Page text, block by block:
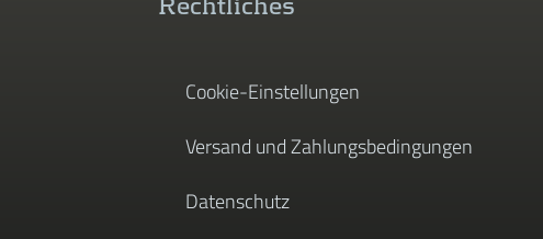
Rechtliches
Cookie-Einstellungen
Versand und Zahlungsbedingungen
Datenschutz